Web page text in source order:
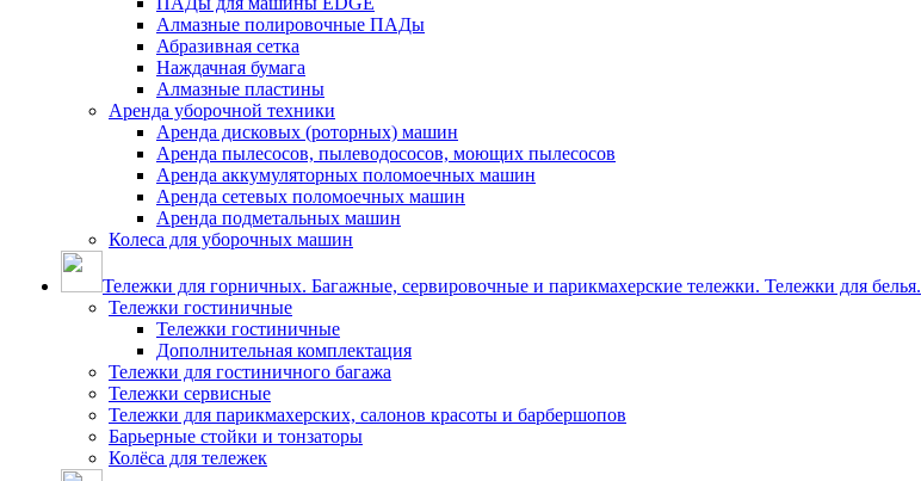
Алмазные полировочные ПАДы
Абразивная сетка
Наждачная бумага
Алмазные пластины
Аренда уборочной техники
Аренда дисковых (роторных) машин
Аренда пылесосов, пылеводососов, моющих пылесосов
Аренда аккумуляторных поломоечных машин
Аренда сетевых поломоечных машин
Аренда подметальных машин
Колеса для уборочных машин
Тележки для горничных. Багажные, сервировочные и парикмахерские тележки. Тележки для белья.
Тележки гостиничные
Тележки гостиничные
Дополнительная комплектация
Тележки для гостиничного багажа
Тележки сервисные
Тележки для парикмахерских, салонов красоты и барбершопов
Барьерные стойки и тонзаторы
Колёса для тележек